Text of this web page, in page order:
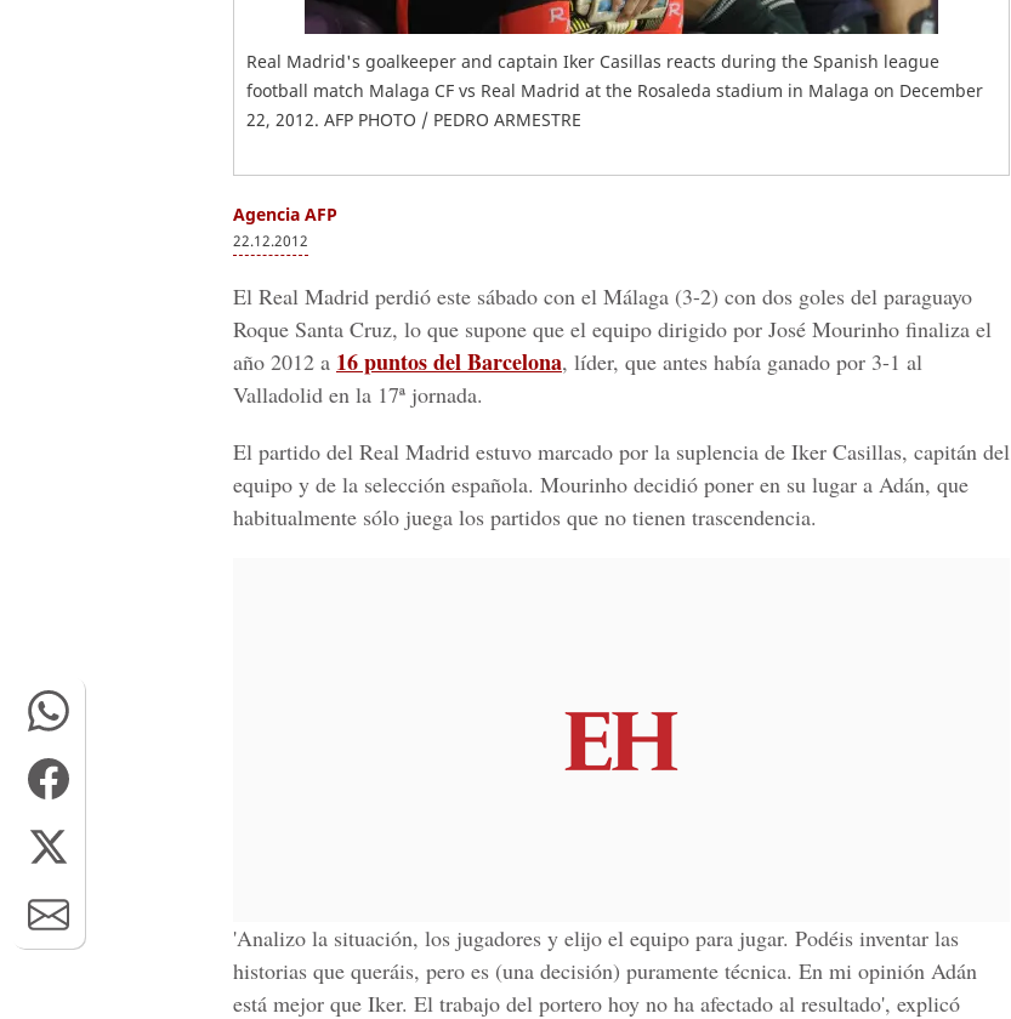
Real Madrid's goalkeeper and captain Iker Casillas reacts during the Spanish league
football match Malaga CF vs Real Madrid at the Rosaleda stadium in Malaga on December
22, 2012. AFP PHOTO / PEDRO ARMESTRE
Agencia AFP
22.12.2012
El Real Madrid perdió este sábado con el Málaga (3-2) con dos goles del paraguayo
Roque Santa Cruz, lo que supone que el equipo dirigido por José Mourinho finaliza el
año 2012 a 16 puntos del Barcelona, líder, que antes había ganado por 3-1 al
Valladolid en la 17ª jornada.
El partido del Real Madrid estuvo marcado por la suplencia de Iker Casillas, capitán del
equipo y de la selección española. Mourinho decidió poner en su lugar a Adán, que
habitualmente sólo juega los partidos que no tienen trascendencia.
'Analizo la situación, los jugadores y elijo el equipo para jugar. Podéis inventar las
historias que queráis, pero es (una decisión) puramente técnica. En mi opinión Adán
está mejor que Iker. El trabajo del portero hoy no ha afectado al resultado', explicó